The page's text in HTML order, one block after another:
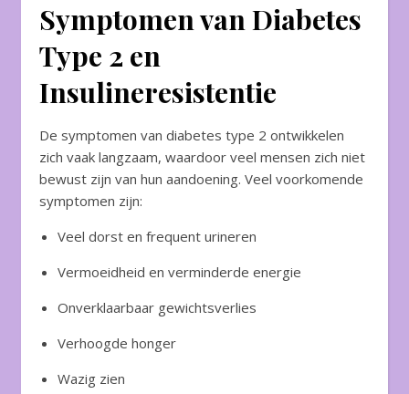
Symptomen van Diabetes
Type 2 en
Insulineresistentie
De symptomen van diabetes type 2 ontwikkelen
zich vaak langzaam, waardoor veel mensen zich niet
bewust zijn van hun aandoening. Veel voorkomende
symptomen zijn:
Veel dorst en frequent urineren
Vermoeidheid en verminderde energie
Onverklaarbaar gewichtsverlies
Verhoogde honger
Wazig zien